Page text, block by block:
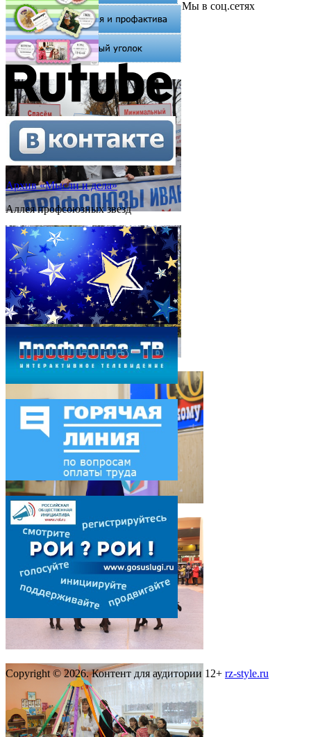
Мы в соц.сетях
Архив «Мысли и дела»
Аллея профсоюзных звезд
Copyright © 2026. Контент для аудитории 12+ rz-style.ru